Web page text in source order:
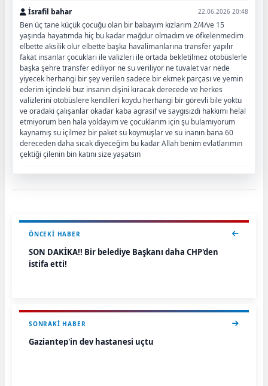
İsrafil bahar 22.06.2026 20:48
Ben üç tane küçük çocuğu olan bir babayım kızlarım 2/4/ve 15
yaşında hayatımda hiç bu kadar mağdur olmadım ve öfkelenmedim
elbette aksilik olur elbette başka havalimanlarına transfer yapılır
fakat insanlar çocukları ile valizleri ile ortada bekletilmez otobüslerle
başka şehre transfer ediliyor ne su veriliyor ne tuvalet var nede
yiyecek herhangi bir şey verilen sadece bir ekmek parçası ve yemin
ederim içindeki buz insanın dişini kıracak derecede ve herkes
valizlerini otobüslere kendileri koydu herhangi bir görevli bile yoktu
ve oradaki çalışanlar okadar kaba agrasif ve saygısızdı hakkımı helal
etmiyorum ben hala yoldayım ve çocuklarım için şu bulamıyorum
kaynamış su içilmez bir paket su koymuşlar ve su inanın bana 60
dereceden daha sıcak diyeceğim bu kadar Allah benim evlatlarımın
çektiği çilenin bin katını size yaşatsın
ÖNCEKI HABER
SON DAKİKA!! Bir belediye Başkanı daha CHP'den
istifa etti!
SONRAKI HABER
Gaziantep'in dev hastanesi uçtu